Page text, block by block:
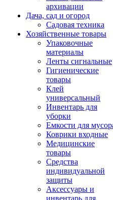
архивации
Дача, сад и огород
Садовая техника
Хозяйственные товары
Упаковочные
материалы
Ленты сигнальные
Гигиенические
товары
Клей
универсальный
Инвентарь для
уборки
Емкости для
Коврики входные
Медицинские
товары
Средства
индивидуальной
защиты
Аксессуары и
инвентарь для